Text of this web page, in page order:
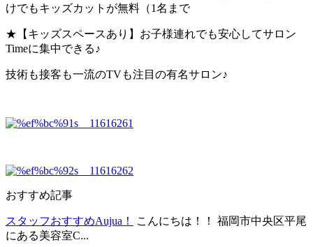
けでもキッズカットが無料（1名まで
★【キッズスペースあり】お子様連れでも安心してサロン
Timeに集中できる♪
技術も接客も一流のTVも注目の有名サロン♪
おすすめ記事
スタッフおすすめAujua！
こんにちは！！ 福岡市中央区平尾
にある美容室C...